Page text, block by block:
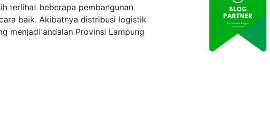
terlihat beberapa pembangunan
baik. Akibatnya distribusi logistik
menjadi andalan Provinsi Lampung